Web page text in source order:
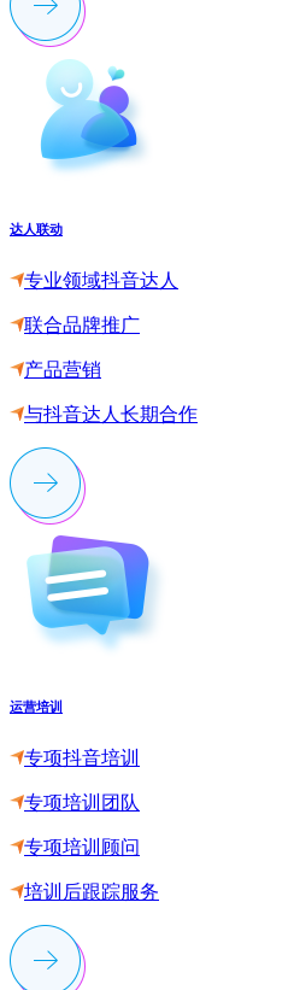
达人联动
专业领域抖音达人
联合品牌推广
产品营销
与抖音达人长期合作
运营培训
专项抖音培训
专项培训团队
专项培训顾问
培训后跟踪服务